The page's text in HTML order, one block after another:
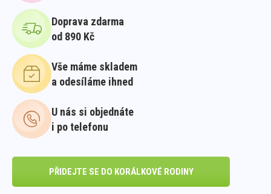
Doprava zdarma
od 890 Kč
Vše máme skladem
a odesíláme ihned
U nás si objednáte
i po telefonu
PŘIDEJTE SE DO KORÁLKOVÉ RODINY